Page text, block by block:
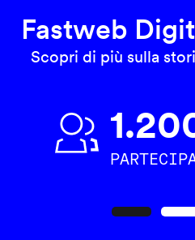
Fastweb
Scopri di più sulla